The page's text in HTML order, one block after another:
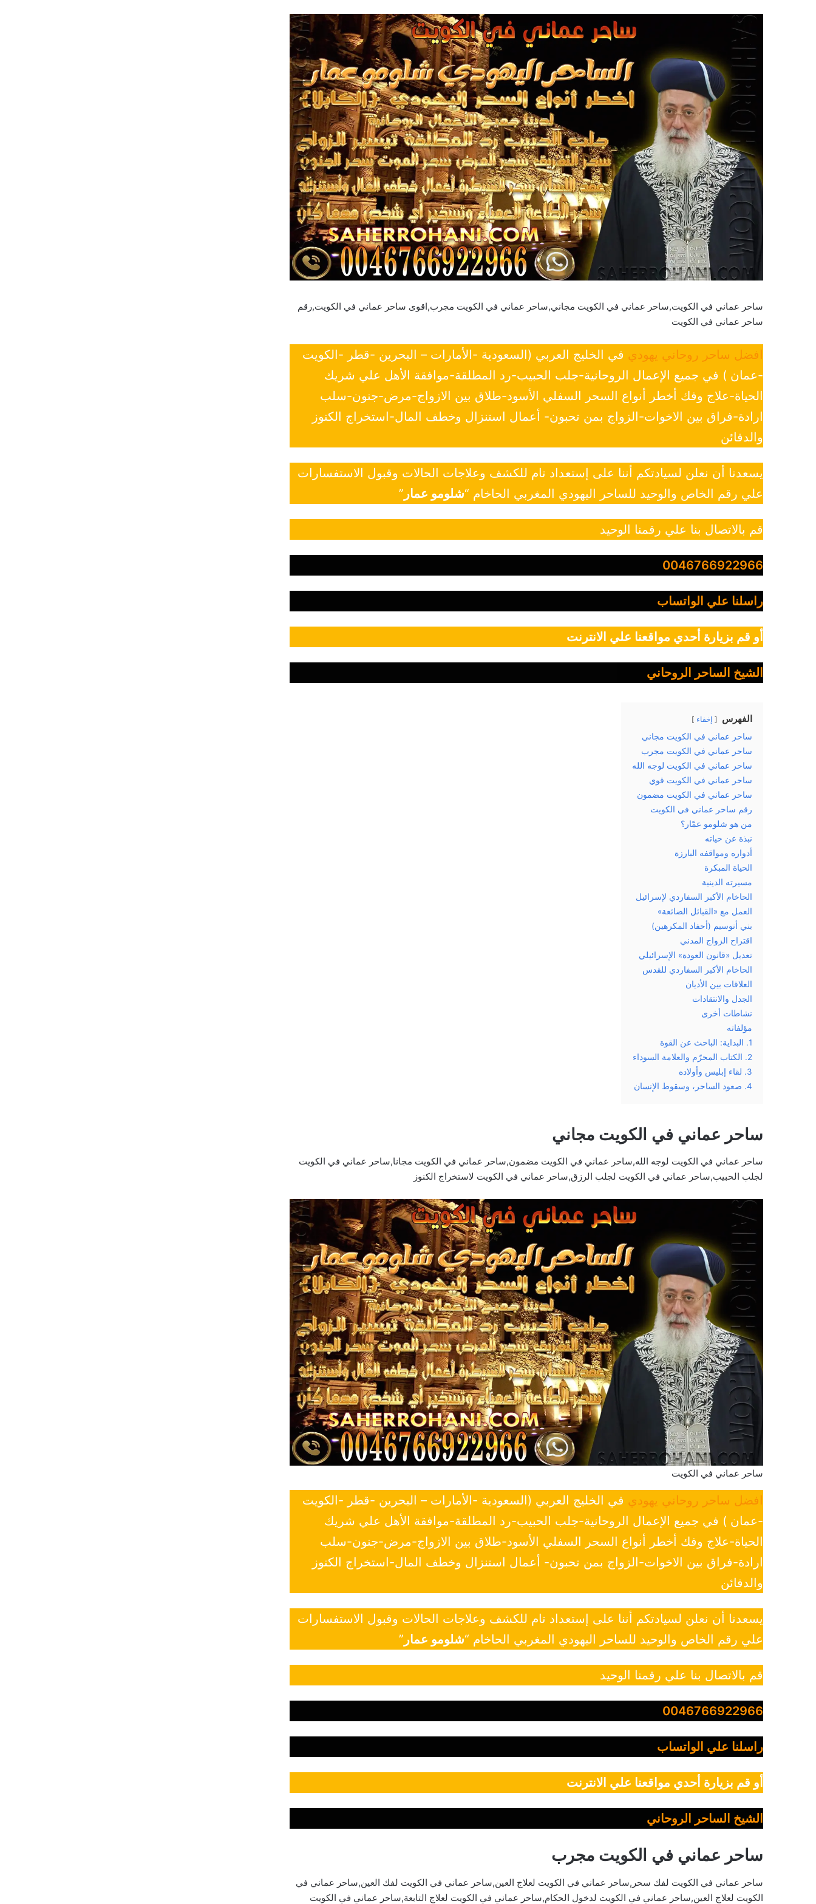
ساحر عماني في الكويت,ساحر عماني في الكويت مجاني,ساحر عماني في الكويت مجرب,اقوى ساحر عماني في الكويت,رقم
ساحر عماني في الكويت
افضل ساحر روحاني يهودي في الخليج العربي (السعودية -الأمارات – البحرين -قطر -الكويت
-عمان ) في جميع الإعمال الروحانية-جلب الحبيب-رد المطلقة-موافقة الأهل علي شريك
الحياة-علاج وفك أخطر أنواع السحر السفلي الأسود-طلاق بين الازواج-مرض-جنون-سلب
ارادة-فراق بين الاخوات-الزواج بمن تحبون- أعمال استنزال وخطف المال-استخراج الكنوز
والدفائن
يسعدنا أن نعلن لسيادتكم أننا على إستعداد تام للكشف وعلاجات الحالات وقبول الاستفسارات
علي رقم الخاص والوحيد للساحر اليهودي المغربي الحاخام “شلومو عمار ”
قم بالاتصال بنا علي رقمنا الوحيد
0046766922966
راسلنا علي الواتساب
أو قم بزيارة أحدي مواقعنا علي الانترنت
الشيخ الساحر الروحاني
الفهرس إخفاء
ساحر عماني في الكويت مجاني
ساحر عماني في الكويت مجرب
ساحر عماني في الكويت لوجه الله
ساحر عماني في الكويت قوي
ساحر عماني في الكويت مضمون
رقم ساحر عماني في الكويت
من هو شلومو عمّار؟
نبذة عن حياته
أدواره ومواقفه البارزة
الحياة المبكرة
مسيرته الدينية
الحاخام الأكبر السفاردي لإسرائيل
العمل مع «القبائل الضائعة»
بني أنوسيم (أحفاد المكرهين)
اقتراح الزواج المدني
تعديل «قانون العودة» الإسرائيلي
الحاخام الأكبر السفاردي للقدس
العلاقات بين الأديان
الجدل والانتقادات
نشاطات أخرى
مؤلفاته
1. البداية: الباحث عن القوة
2. الكتاب المحرّم والعلامة السوداء
3. لقاء إبليس وأولاده
4. صعود الساحر، وسقوط الإنسان
ساحر عماني في الكويت مجاني
ساحر عماني في الكويت لوجه الله,ساحر عماني في الكويت مضمون,ساحر عماني في الكويت مجانا,ساحر عماني في الكويت
لجلب الحبيب,ساحر عماني في الكويت لجلب الرزق,ساحر عماني في الكويت لاستخراج الكنوز
ساحر عماني في الكويت
افضل ساحر روحاني يهودي في الخليج العربي (السعودية -الأمارات – البحرين -قطر -الكويت
-عمان ) في جميع الإعمال الروحانية-جلب الحبيب-رد المطلقة-موافقة الأهل علي شريك
الحياة-علاج وفك أخطر أنواع السحر السفلي الأسود-طلاق بين الازواج-مرض-جنون-سلب
ارادة-فراق بين الاخوات-الزواج بمن تحبون- أعمال استنزال وخطف المال-استخراج الكنوز
والدفائن
يسعدنا أن نعلن لسيادتكم أننا على إستعداد تام للكشف وعلاجات الحالات وقبول الاستفسارات
علي رقم الخاص والوحيد للساحر اليهودي المغربي الحاخام “شلومو عمار ”
قم بالاتصال بنا علي رقمنا الوحيد
0046766922966
راسلنا علي الواتساب
أو قم بزيارة أحدي مواقعنا علي الانترنت
الشيخ الساحر الروحاني
ساحر عماني في الكويت مجرب
ساحر عماني في الكويت لفك سحر,ساحر عماني في الكويت لعلاج العين,ساحر عماني في الكويت لفك العين,ساحر عماني في
الكويت لعلاج العين,ساحر عماني في الكويت لدخول الحكام,ساحر عماني في الكويت لعلاج التابعة,ساحر عماني في الكويت